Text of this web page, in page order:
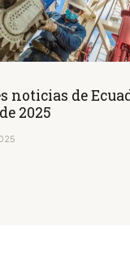
noticias de
2025